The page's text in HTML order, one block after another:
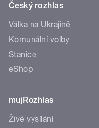
Český rozhlas
Válka na Ukrajině
Komunální volby
Stanice
eShop
mujRozhlas
Živé vysílání